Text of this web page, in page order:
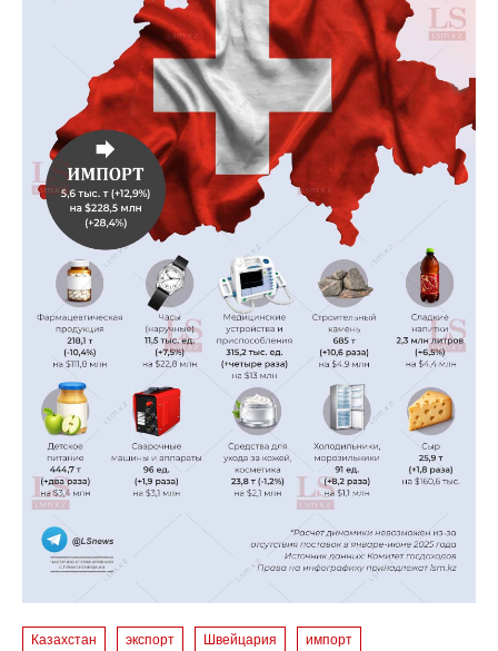
Казахстан экспорт Швейцария импорт